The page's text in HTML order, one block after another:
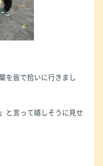
を皆で拾いに行きまし
と言って嬉しそうに見せ